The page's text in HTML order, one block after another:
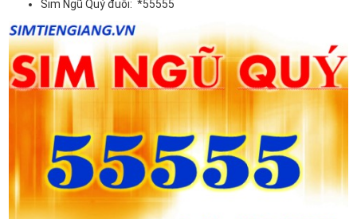
Sim Ngũ Quý đuôi: *55555